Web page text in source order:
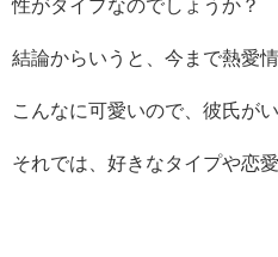
性がタイプなのでしょうか？
結論からいうと、今まで熱愛
こんなに可愛いので、彼氏が
それでは、好きなタイプや恋